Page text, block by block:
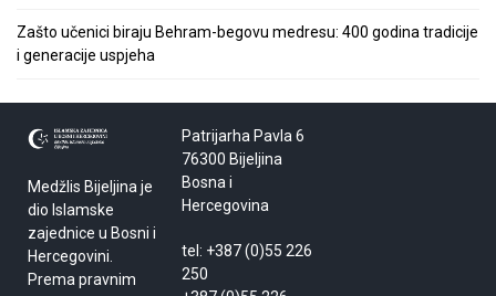
Zašto učenici biraju Behram-begovu medresu: 400 godina tradicije
i generacije uspjeha
Medžlis Bijeljina je
dio Islamske
zajednice u Bosni i
Hercegovini.
Prema pravnim
Patrijarha Pavla 6
76300 Bijeljina
Bosna i
Hercegovina
tel: +387 (0)55 226
250